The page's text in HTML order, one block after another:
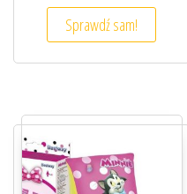
Sprawdź sam!